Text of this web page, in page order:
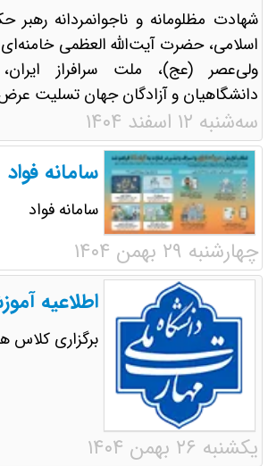
شهادت مظلومانه و ناجوانمردانه رهبر
اسلامی، حضرت آیت‌الله العظمی
ولی‌عصر (عج)، ملت سرافراز
دانشگاهیان و آزادگان جهان تسلیت
سه‌شنبه ۱۲ اسفند ۱۴۰۴
سامانه فواد
سامانه فواد
چهارشنبه ۲۹ بهمن ۱۴۰۴
اطلاعیه
برگزاری کلاس
یکشنبه ۲۶ بهمن ۱۴۰۴